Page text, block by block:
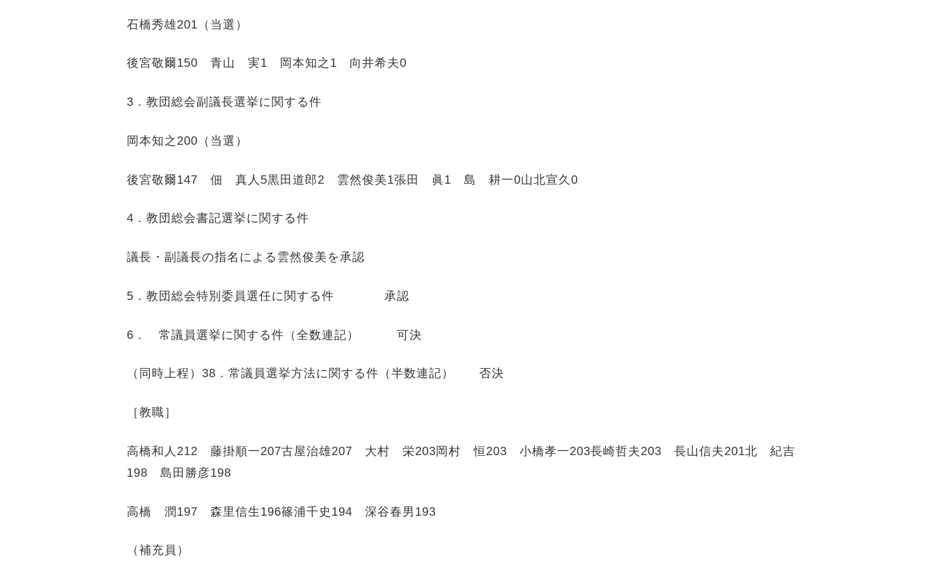
石橋秀雄201 （当選）
後宮敬爾150 青山 実1 岡本知之 1 向井希夫0
3 ．教団総会副議長選挙に関する件
岡本知之 200 （当選）
後宮敬爾147 佃 真人 5黒田道郎2 雲然俊美1張田 眞1 島 耕一0山北宣久 0
4 ．教団総会書記選挙に関する件
議長・副議長の指名による雲然俊美を承認
5 ．教団総会特別委員選任に関する件 承認
6 ． 常議員選挙に関する件（全数連記） 可決
（同時上程） 38 ．常議員選挙方法に関する件（半数連記） 否決
［教職］
高橋和人 212 藤掛順一207古屋治雄207 大村 栄203岡村 恒203 小橋孝一203長崎哲夫203 長山信夫201北 紀吉
198 島田勝彦198
高橋 潤 197 森里信生 196篠浦千史 194 深谷春男 193
（補充員）